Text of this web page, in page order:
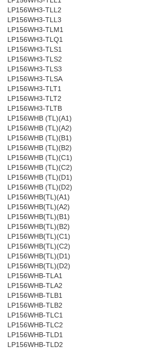
LP156WH3-TLL2
LP156WH3-TLL3
LP156WH3-TLM1
LP156WH3-TLQ1
LP156WH3-TLS1
LP156WH3-TLS2
LP156WH3-TLS3
LP156WH3-TLSA
LP156WH3-TLT1
LP156WH3-TLT2
LP156WH3-TLTB
LP156WHB (TL)(A1)
LP156WHB (TL)(A2)
LP156WHB (TL)(B1)
LP156WHB (TL)(B2)
LP156WHB (TL)(C1)
LP156WHB (TL)(C2)
LP156WHB (TL)(D1)
LP156WHB (TL)(D2)
LP156WHB(TL)(A1)
LP156WHB(TL)(A2)
LP156WHB(TL)(B1)
LP156WHB(TL)(B2)
LP156WHB(TL)(C1)
LP156WHB(TL)(C2)
LP156WHB(TL)(D1)
LP156WHB(TL)(D2)
LP156WHB-TLA1
LP156WHB-TLA2
LP156WHB-TLB1
LP156WHB-TLB2
LP156WHB-TLC1
LP156WHB-TLC2
LP156WHB-TLD1
LP156WHB-TLD2